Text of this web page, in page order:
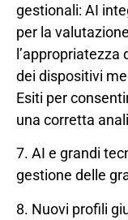
gestionali: AI
per la
dei dispositivi
Esiti per
una corretta
7. AI e grandi
gestione delle
8. Nuovi profili